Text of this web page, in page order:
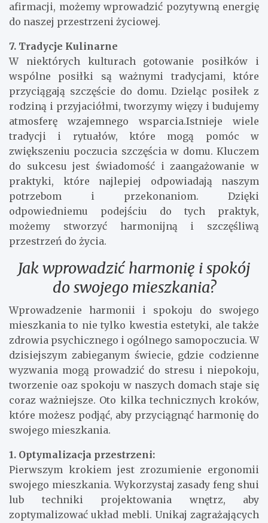
afirmacji, możemy wprowadzić pozytywną energię
do naszej przestrzeni życiowej.
7. Tradycje Kulinarne
W niektórych kulturach gotowanie posiłków i
wspólne posiłki są ważnymi tradycjami, które
przyciągają szczęście do domu. Dzieląc posiłek z
rodziną i przyjaciółmi, tworzymy więzy i budujemy
atmosferę wzajemnego wsparcia.Istnieje wiele
tradycji i rytuałów, które mogą pomóc w
zwiększeniu poczucia szczęścia w domu. Kluczem
do sukcesu jest świadomość i zaangażowanie w
praktyki, które najlepiej odpowiadają naszym
potrzebom i przekonaniom. Dzięki
odpowiedniemu podejściu do tych praktyk,
możemy stworzyć harmonijną i szczęśliwą
przestrzeń do życia.
Jak wprowadzić harmonię i spokój
do swojego mieszkania?
Wprowadzenie harmonii i spokoju do swojego
mieszkania to nie tylko kwestia estetyki, ale także
zdrowia psychicznego i ogólnego samopoczucia. W
dzisiejszym zabieganym świecie, gdzie codzienne
wyzwania mogą prowadzić do stresu i niepokoju,
tworzenie oaz spokoju w naszych domach staje się
coraz ważniejsze. Oto kilka technicznych kroków,
które możesz podjąć, aby przyciągnąć harmonię do
swojego mieszkania.
1. Optymalizacja przestrzeni:
Pierwszym krokiem jest zrozumienie ergonomii
swojego mieszkania. Wykorzystaj zasady feng shui
lub techniki projektowania wnętrz, aby
zoptymalizować układ mebli. Unikaj zagrażających